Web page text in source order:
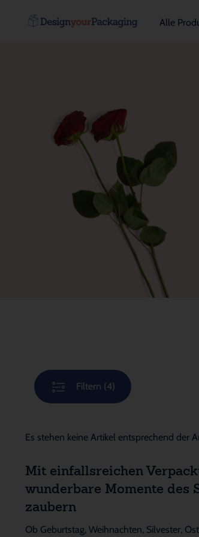
Alle
Filtern (4)
Es stehen keine Artikel entsprechend der
Mit einfallsreichen
wunderbare Momente des
zaubern
Ob Geburtstag, Weihnachten, Silvester,